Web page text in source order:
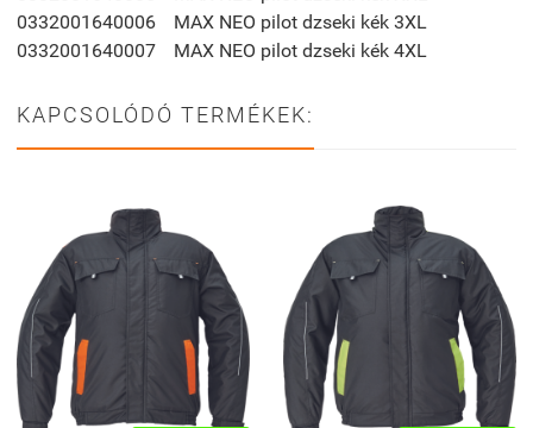
0332001640006
MAX NEO pilot dzseki kék 3XL
0332001640007
MAX NEO pilot dzseki kék 4XL
KAPCSOLÓDÓ TERMÉKEK: